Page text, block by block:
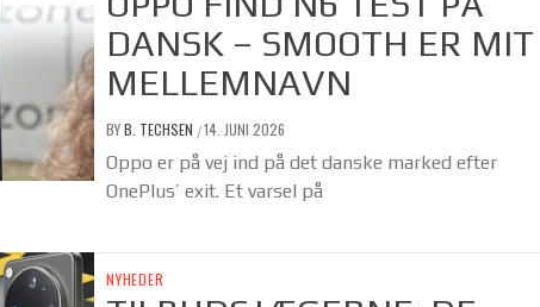
DANSK – SMOOTH ER MIT
MELLEMNAVN
BYB. TECHSEN /14. JUNI 2026
Oppo er på vej ind på det danske marked efter
OnePlus’ exit. Et varsel på
NYHEDER